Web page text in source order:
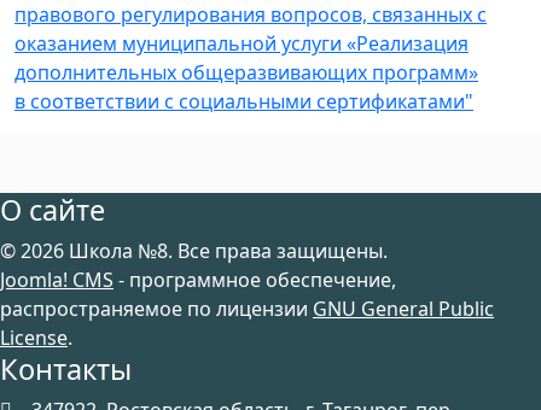
правового регулирования вопросов, связанных с
оказанием муниципальной услуги «Реализация
дополнительных общеразвивающих программ»
в соответствии с социальными сертификатами"
О сайте
© 2026 Школа №8. Все права защищены.
Joomla! CMS - программное обеспечение,
распространяемое по лицензии GNU General Public
License.
Контакты